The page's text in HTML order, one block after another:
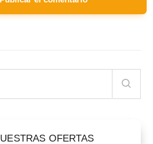
OFERTAS